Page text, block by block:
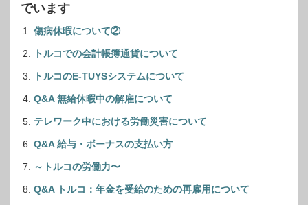
でいます
傷病休暇について②
トルコでの会計帳簿通貨について
トルコのE-TUYSシステムについて
Q&A 無給休暇中の解雇について
テレワーク中における労働災害について
Q&A 給与・ボーナスの支払い方
～トルコの労働力〜
Q&A トルコ：年金を受給のための再雇用について